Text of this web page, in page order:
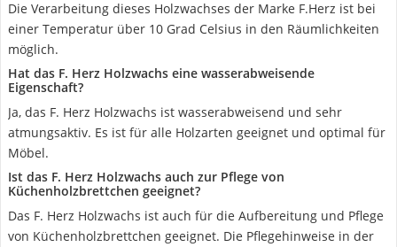
Die Verarbeitung dieses Holzwachses der Marke F.Herz ist bei
einer Temperatur über 10 Grad Celsius in den Räumlichkeiten
möglich.
Hat das F. Herz Holzwachs eine wasserabweisende
Eigenschaft?
Ja, das F. Herz Holzwachs ist wasserabweisend und sehr
atmungsaktiv. Es ist für alle Holzarten geeignet und optimal für
Möbel.
Ist das F. Herz Holzwachs auch zur Pflege von
Küchenholzbrettchen geeignet?
Das F. Herz Holzwachs ist auch für die Aufbereitung und Pflege
von Küchenholzbrettchen geeignet. Die Pflegehinweise in der